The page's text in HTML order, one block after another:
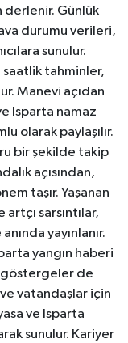
derlenir. Günlük
durumu verileri,
sunulur.
tahminler,
Manevi açıdan
Isparta namaz
olarak paylaşılır.
bir şekilde takip
açısından,
taşır. Yaşanan
sarsıntılar,
yayınlanır.
yangın haberi
göstergeler de
ve vatandaşlar için
ve Isparta
sunulur. Kariyer